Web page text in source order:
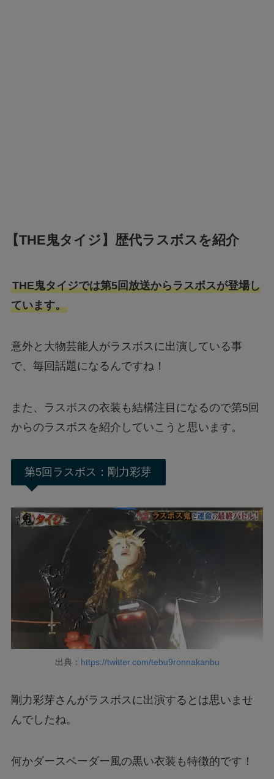
【THE鬼タイジ】歴代ラスボスを紹介
THE鬼タイジでは第5回放送からラスボスが登場し
ています。
意外と大物芸能人がラスボスに出演している事
で、毎回話題になるんですね！
また、ラスボスの衣装も結構注目になるので第5回
からのラスボスを紹介していこうと思います。
第5回ラスボス：剛力彩芽
出典： https://twitter.com/tebu9ronnakanbu
剛力彩芽さんがラスボスに出演するとは思いませ
んでしたね。
何かダースベーダー風の黒い衣装も特徴的です！